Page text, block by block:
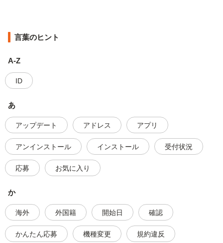
言葉のヒント
A-Z
ID
あ
アップデート アドレス アプリ
アンインストール インストール 受付状況
応募 お気に入り
か
海外 外国籍 開始日 確認
かんたん応募 機種変更 規約違反